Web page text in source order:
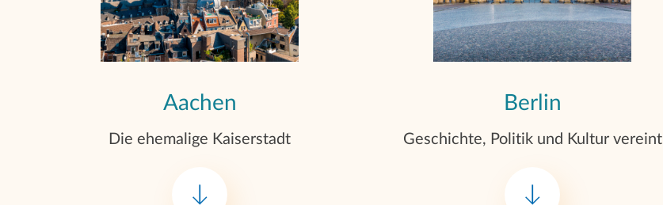
Aachen
Die ehemalige Kaiserstadt
Berlin
Geschichte, Politik und Kultur vereint